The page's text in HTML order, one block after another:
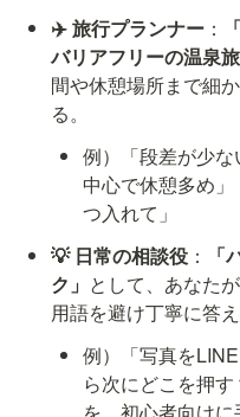
✈️ 旅行プランナー ：
バリアフリーの温泉
間や休憩場所まで細
る。
例）「段差が少
中心で休憩多め
つ入れて」
💡 日常の相談役 ：
ク」 として、あなた
用語を避け丁寧に答え
例）「写真を
ら次にどこを押